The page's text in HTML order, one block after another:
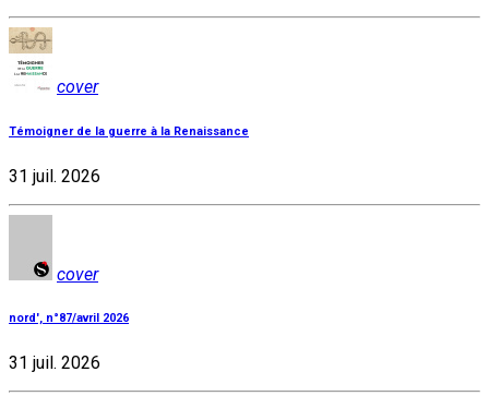
cover
Témoigner de la guerre à la Renaissance
31 juil. 2026
cover
nord', n°87/avril 2026
31 juil. 2026